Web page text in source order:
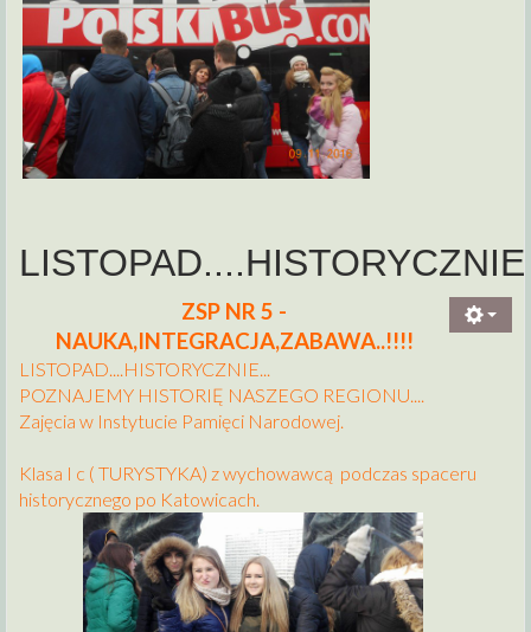
LISTOPAD....HISTORYCZNIE
ZSP NR 5 -
NAUKA,INTEGRACJA,ZABAWA..!!!!
LISTOPAD....HISTORYCZNIE...
POZNAJEMY HISTORIĘ NASZEGO REGIONU....
Zajęcia w Instytucie Pamięci Narodowej.
Klasa I c ( TURYSTYKA) z wychowawcą podczas spaceru
historycznego po Katowicach.